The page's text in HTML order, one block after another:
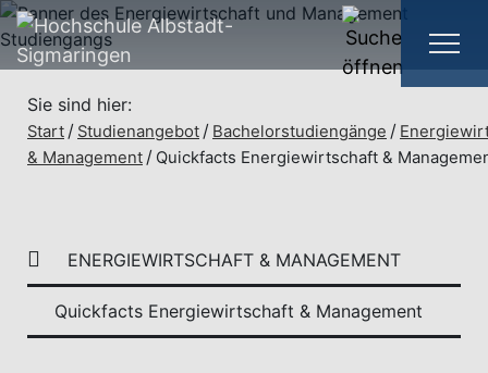
Sie sind hier:
Start Studienangebot Bachelorstudiengänge
& Management
Quickfacts Energiewirtschaft &
ENERGIEWIRTSCHAFT & MANAGEMENT
Quickfacts Energiewirtschaft & Management